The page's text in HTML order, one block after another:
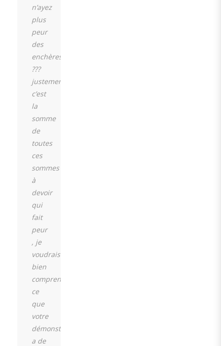
n’ayez
plus
peur
des
enchères”
???
justement
c’est
la
somme
de
toutes
ces
sommes
à
devoir
qui
fait
peur
, je
voudrais
bien
comprendre
ce
que
votre
démonstration
a de